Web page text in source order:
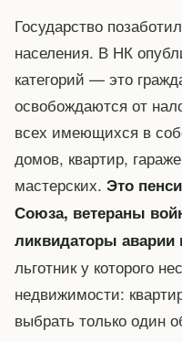
Государство
населения. В НК
категорий — это
освобождаются от
всех имеющихся в
домов, квартир,
мастерских. Это
Союза, ветераны
ликвидаторы
льготник у которого
недвижимости:
выбрать только один